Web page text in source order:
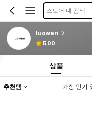
스토어 내 검색
luowen
5.00
상품
추천템 가장 인기